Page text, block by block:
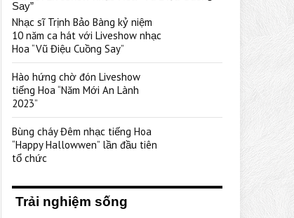
Nhạc sĩ Trịnh Bảo Bàng kỷ niệm
10 năm ca hát với Liveshow nhạc
Hoa “Vũ Điệu Cuồng Say”
Hào hứng chờ đón Liveshow
tiếng Hoa “Năm Mới An Lành
2023”
Bùng cháy Đêm nhạc tiếng Hoa
“Happy Hallowwen” lần đầu tiên
tổ chức
Trải nghiệm sống